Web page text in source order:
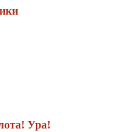
Ура!